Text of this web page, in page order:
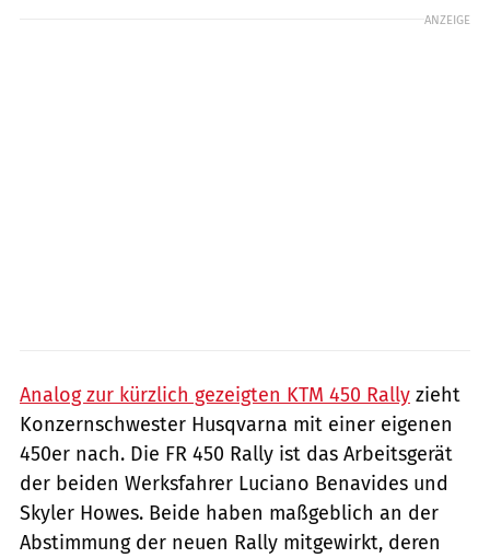
ANZEIGE
Analog zur kürzlich gezeigten KTM 450 Rally zieht
Konzernschwester Husqvarna mit einer eigenen
450er nach. Die FR 450 Rally ist das Arbeitsgerät
der beiden Werksfahrer Luciano Benavides und
Skyler Howes. Beide haben maßgeblich an der
Abstimmung der neuen Rally mitgewirkt, deren